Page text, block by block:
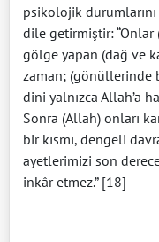
psikolojik
dile getirmiştir:
gölge yapan (dağ ve
zaman; (gönüllerinde
dini yalnızca Allah’a
Sonra (Allah) onları
bir kısmı, dengeli
ayetlerimizi son
inkâr etmez.” [18]